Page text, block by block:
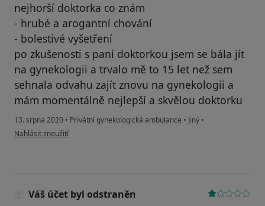
nejhorší doktorka co znám
- hrubé a arogantní chování
- bolestivé vyšetření
po zkušenosti s paní doktorkou jsem se bála jít
na gynekologii a trvalo mě to 15 let než sem
sehnala odvahu zajít znovu na gynekologii a
mám momentálně nejlepší a skvělou doktorku
13. srpna 2020 • Privátní gynekologická ambulance • Jiný •
podle názoru uživatele Natálie
Nahlásit zneužití
Váš účet byl odstraněn